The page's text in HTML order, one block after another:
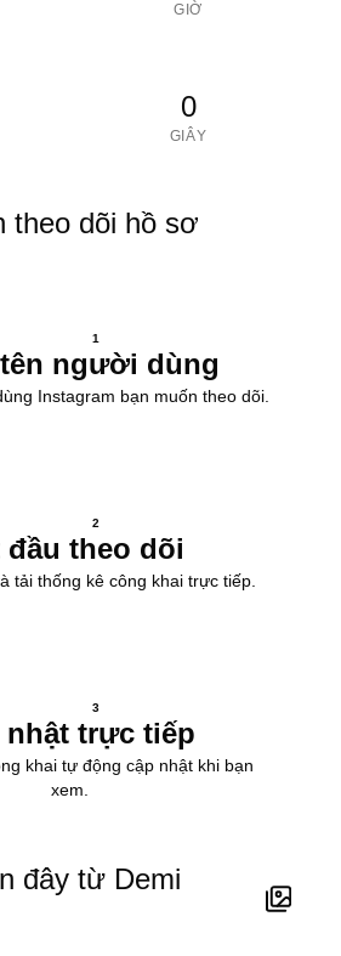
GIỜ
0
GIÂY
theo dõi hồ sơ
1
người dùng
Instagram bạn muốn theo dõi.
2
đầu theo dõi
tải thống kê công khai trực tiếp.
3
nhật trực tiếp
khai tự động cập nhật khi bạn
xem.
đây từ Demi